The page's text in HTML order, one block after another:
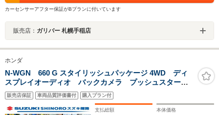
カーセンサーアフター保証がBプランに付いています
販売店： ガリバー 札幌手稲店
ホンダ
N-WGN 660 G スタイリッシュパッケージ 4WD ディ
スプレイオーディオ バックカメラ プッシュスター
ト オートエアコン ステアリングスイッチ クルーズ
コントロール ディスチャージヘッドライト シートヒ
ーター
販売店保証 車両品質評価書付 購入プラン付
支払総額 本体価格